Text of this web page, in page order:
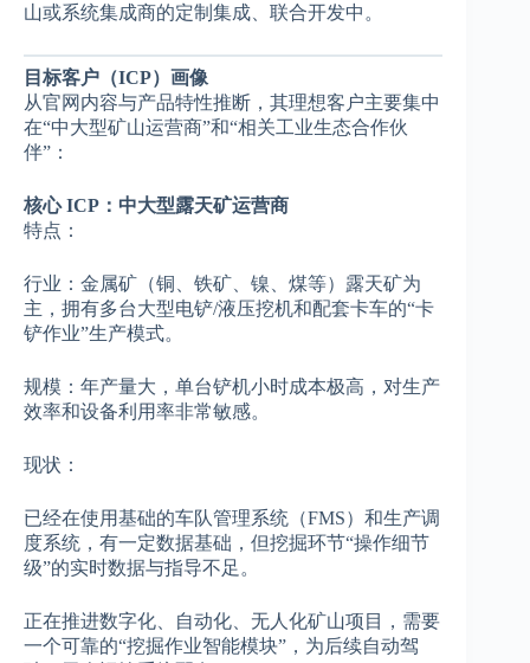
山或系统集成商的定制集成、联合开发中。
目标客户（ICP）画像
从官网内容与产品特性推断，其理想客户主要集中
在“中大型矿山运营商”和“相关工业生态合作伙
伴”：
核心 ICP：中大型露天矿运营商
特点：
行业：金属矿（铜、铁矿、镍、煤等）露天矿为
主，拥有多台大型电铲/液压挖机和配套卡车的“卡
铲作业”生产模式。
规模：年产量大，单台铲机小时成本极高，对生产
效率和设备利用率非常敏感。
现状：
已经在使用基础的车队管理系统（FMS）和生产调
度系统，有一定数据基础，但挖掘环节“操作细节
级”的实时数据与指导不足。
正在推进数字化、自动化、无人化矿山项目，需要
一个可靠的“挖掘作业智能模块”，为后续自动驾